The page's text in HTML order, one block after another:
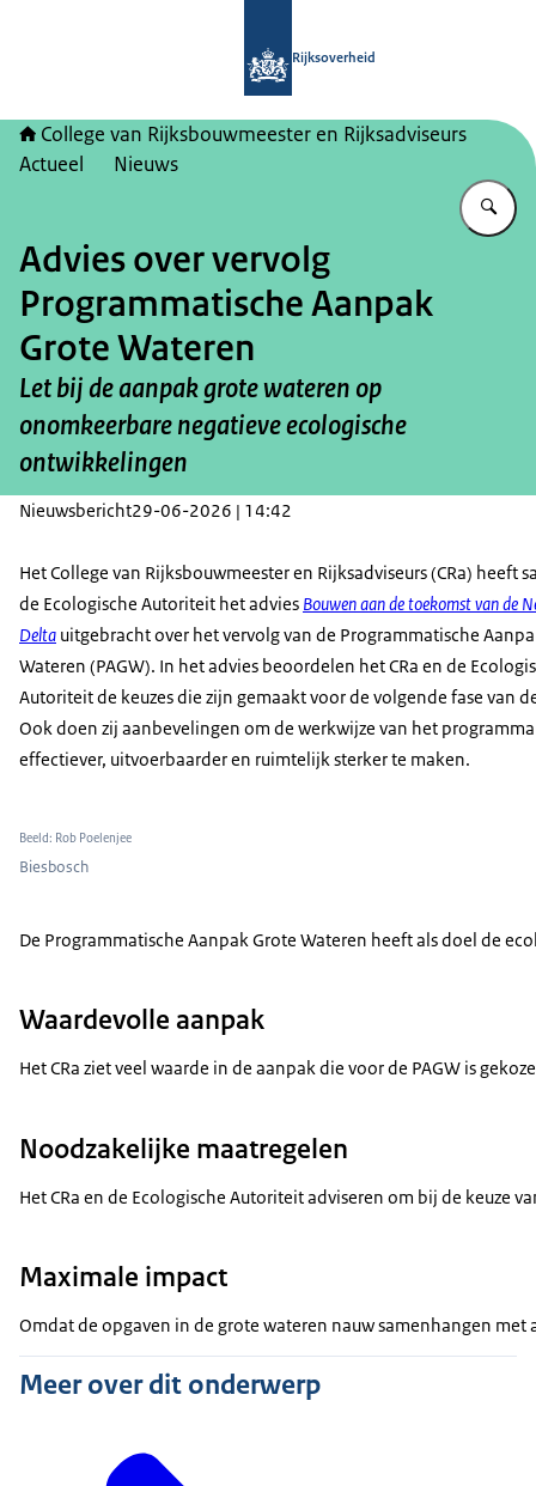
Rijksoverheid
College van Rijksbouwmeester en Rijksadviseurs
Actueel
Nieuws
Advies over vervolg
Programmatische Aanpak
Grote Wateren
Let bij de aanpak grote wateren op
onomkeerbare negatieve ecologische
ontwikkelingen
Nieuwsbericht29-06-2026 | 14:42
Het College van Rijksbouwmeester en Rijksadviseurs (CRa) heeft
de Ecologische Autoriteit het advies Bouwen aan de toekomst van de
Delta uitgebracht over het vervolg van de Programmatische
Wateren (PAGW). In het advies beoordelen het CRa en de
Autoriteit de keuzes die zijn gemaakt voor de volgende fase van
Ook doen zij aanbevelingen om de werkwijze van het programma
effectiever, uitvoerbaarder en ruimtelijk sterker te maken.
Beeld: Rob Poelenjee
Biesbosch
De Programmatische Aanpak Grote Wateren heeft als doel de
Waardevolle aanpak
Het CRa ziet veel waarde in de aanpak die voor de PAGW is
Noodzakelijke maatregelen
Het CRa en de Ecologische Autoriteit adviseren om bij de
Maximale impact
Omdat de opgaven in de grote wateren nauw samenhangen
Meer over dit onderwerp